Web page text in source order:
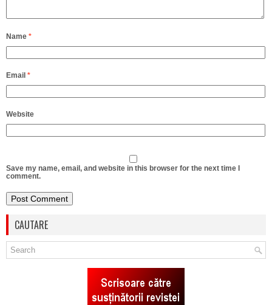
Name *
Email *
Website
Save my name, email, and website in this browser for the next time I
comment.
CAUTARE